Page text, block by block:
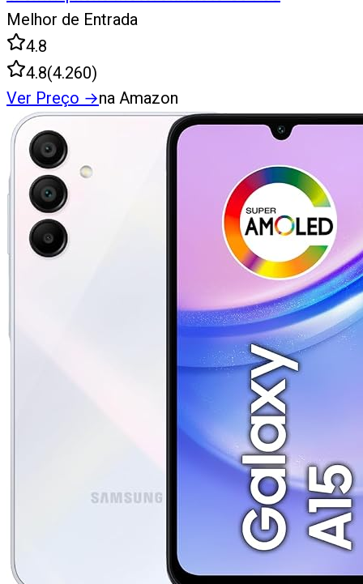
Melhor de Entrada
4.8
4.8(4.260)
Ver Preço →na Amazon